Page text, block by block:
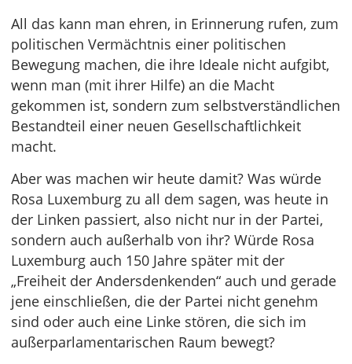
All das kann man ehren, in Erinnerung rufen, zum
politischen Vermächtnis einer politischen
Bewegung machen, die ihre Ideale nicht aufgibt,
wenn man (mit ihrer Hilfe) an die Macht
gekommen ist, sondern zum selbstverständlichen
Bestandteil einer neuen Gesellschaftlichkeit
macht.
Aber was machen wir heute damit? Was würde
Rosa Luxemburg zu all dem sagen, was heute in
der Linken passiert, also nicht nur in der Partei,
sondern auch außerhalb von ihr? Würde Rosa
Luxemburg auch 150 Jahre später mit der
„Freiheit der Andersdenkenden“ auch und gerade
jene einschließen, die der Partei nicht genehm
sind oder auch eine Linke stören, die sich im
außerparlamentarischen Raum bewegt?